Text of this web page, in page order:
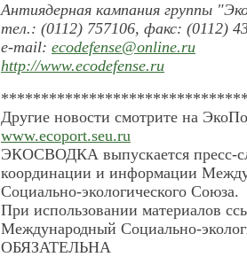
Антиядерная кампания группы
тел.: (0112) 757106, факс: (0112)
e-mail: ecodefense@online.ru
http://www.ecodefense.ru
Другие новости смотрите на
www.ecoport.seu.ru
ЭКОСВОДКА выпускается пресс-
координации и информации
Социально-экологического Союза.
При использовании материалов
Международный Социально-
ОБЯЗАТЕЛЬНА